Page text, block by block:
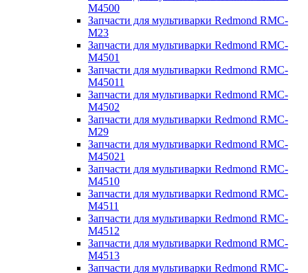
M4500
Запчасти для мультиварки Redmond RMC-
M23
Запчасти для мультиварки Redmond RMC-
M4501
Запчасти для мультиварки Redmond RMC-
M45011
Запчасти для мультиварки Redmond RMC-
M4502
Запчасти для мультиварки Redmond RMC-
M29
Запчасти для мультиварки Redmond RMC-
M45021
Запчасти для мультиварки Redmond RMC-
M4510
Запчасти для мультиварки Redmond RMC-
M4511
Запчасти для мультиварки Redmond RMC-
M4512
Запчасти для мультиварки Redmond RMC-
M4513
Запчасти для мультиварки Redmond RMC-